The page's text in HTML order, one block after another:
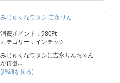
みじゅくなワタシ 吉永りん
消費ポイント：980Pt
カテゴリー：インテック
みじゅくなワタシに吉永りんちゃん
が再登…
[詳細を見る]